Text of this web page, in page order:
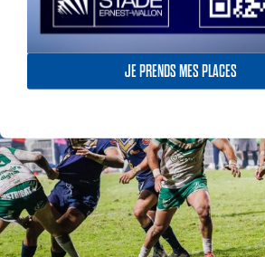
JE PRENDS MES PLACES